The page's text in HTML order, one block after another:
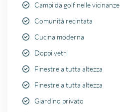
Campi da golf nelle vicinanze
Comunità recintata
Cucina moderna
Doppi vetri
Finestre a tutta altezza
Finestre a tutta altezza
Giardino privato